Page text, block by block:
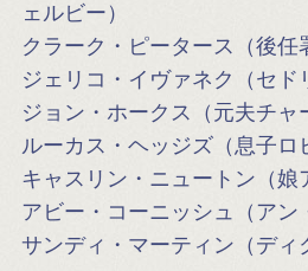
ェルビー）
クラーク・ピータース（後任
ジェリコ・イヴァネク（セド
ジョン・ホークス（元夫チャ
ルーカス・ヘッジズ（息子ロ
キャスリン・ニュートン（娘
アビー・コーニッシュ（アン
サンディ・マーティン（ディ